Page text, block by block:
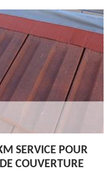
SERVICE POUR
COUVERTURE